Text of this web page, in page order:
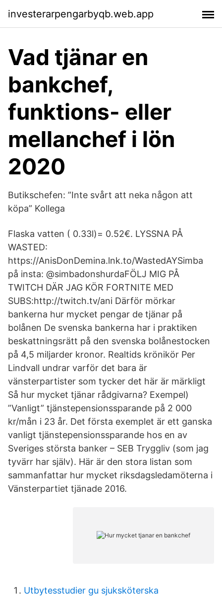
investerarpengarbyqb.web.app
Vad tjänar en
bankchef,
funktions- eller
mellanchef i lön
2020
Butikschefen: ”Inte svårt att neka någon att
köpa” Kollega
Flaska vatten ( 0.33l)= 0.52€. LYSSNA PÅ
WASTED:
https://AnisDonDemina.lnk.to/WastedAYSimba
på insta: @simbadonshurdaFÖLJ MIG PÅ
TWITCH DÄR JAG KÖR FORTNITE MED
SUBS:http://twitch.tv/ani Därför mörkar
bankerna hur mycket pengar de tjänar på
bolånen De svenska bankerna har i praktiken
beskattningsrätt på den svenska bolånestocken
på 4,5 miljarder kronor. Realtids krönikör Per
Lindvall undrar varför det bara är
vänsterpartister som tycker det här är märkligt
Så hur mycket tjänar rådgivarna? Exempel)
”Vanligt” tjänstepensionssparande på 2 000
kr/mån i 23 år. Det första exemplet är ett ganska
vanligt tjänstepensionssparande hos en av
Sveriges största banker – SEB Tryggliv (som jag
tyvärr har själv). Här är den stora listan som
sammanfattar hur mycket riksdagsledamöterna i
Vänsterpartiet tjänade 2016.
Utbytesstudier gu sjuksköterska